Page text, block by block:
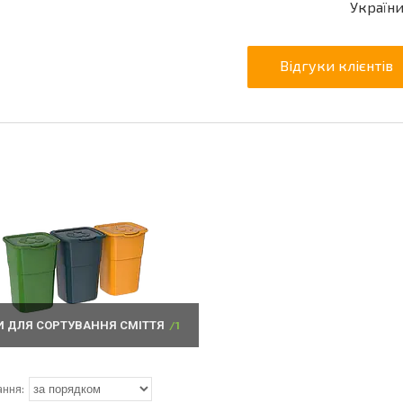
України
Відгуки клієнтів
ДЛЯ СОРТУВАННЯ СМІТТЯ 1